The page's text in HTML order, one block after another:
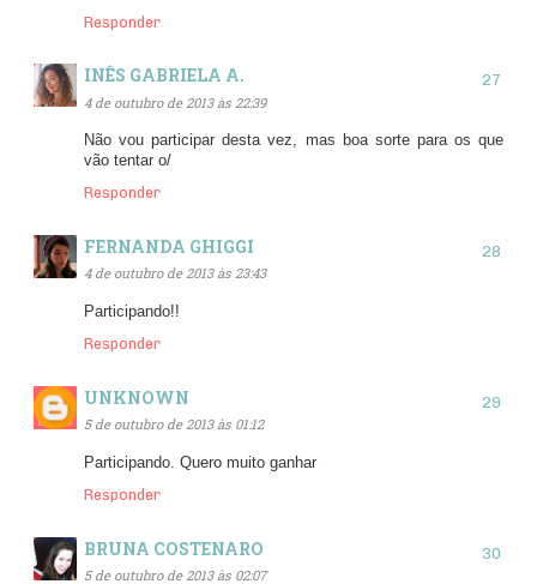
Responder
INÊS GABRIELA A.
4 de outubro de 2013 às 22:39
Não vou participar desta vez, mas boa sorte para os que
vão tentar o/
Responder
FERNANDA GHIGGI
4 de outubro de 2013 às 23:43
Participando!!
Responder
UNKNOWN
5 de outubro de 2013 às 01:12
Participando. Quero muito ganhar
Responder
BRUNA COSTENARO
5 de outubro de 2013 às 02:07